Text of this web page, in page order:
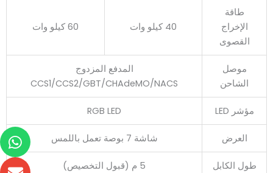
طاقة
الإخراج
القصوى
40 كيلو وات 60 كيلو وات
موصل
الشاحن
المدفع المزدوج
CCS1/CCS2/GBT/CHAdeMO/NACS
مؤشر LED RGB LED
العرض شاشة 7 بوصة تعمل باللمس
طول الكابل 5 م (قبول التخصيص)